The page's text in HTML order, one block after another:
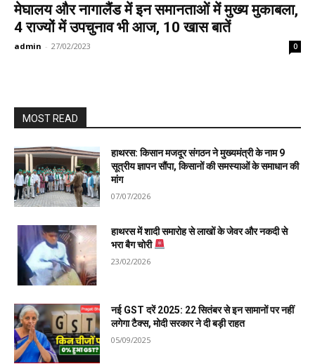
मेघालय और नागालैंड में इन समानताओं में मुख्य मुकाबला,
4 राज्यों में उपचुनाव भी आज, 10 खास बातें
admin - 27/02/2023 0
MOST READ
हाथरस: किसान मजदूर संगठन ने मुख्यमंत्री के नाम 9
सूत्रीय ज्ञापन सौंपा, किसानों की समस्याओं के समाधान की
मांग
07/07/2026
हाथरस में शादी समारोह से लाखों के जेवर और नकदी से
भरा बैग चोरी
23/02/2026
नई GST दरें 2025: 22 सितंबर से इन सामानों पर नहीं
लगेगा टैक्स, मोदी सरकार ने दी बड़ी राहत
05/09/2025